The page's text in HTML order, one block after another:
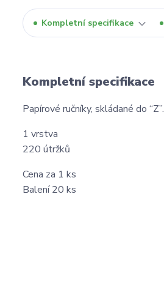
Kompletní specifikace
Kompletní specifikace
Papírové ručníky, skládané do “Z”.
1 vrstva
220 útržků
Cena za 1 ks
Balení 20 ks